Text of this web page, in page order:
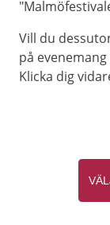
Vill du
på
Klicka dig